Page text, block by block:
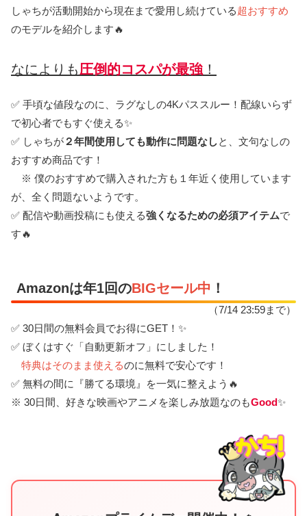
しゃちが活動開始から現在まで愛用し続けている超おすすめ
のモデルを紹介します🔥
なによりも圧倒的コスパが最強 ！
✅ 手頃な値段なのに、ラグなしの4Kパススルー！配線いらず
で初心者でもすぐ使える✨
✅ しゃちが ２年間使用しても動作に問題なしと、文句なしの
おすすめ商品です！
※ 僕のおすすめで購入された方も１年近く使用しています
が、全く問題ないようです。
✅ 配信や動画投稿にも使える強くなるための必須アイテムで
す🔥
Amazonは年1回のBIGセール中 ！
（7/14 23:59まで）
✅ 30日間の無料会員でお得にGET！✨
✅ ぼくはすぐ「自動更新オフ」にしました！
特典はそのまま使えるのに無料で安心です！
✅ 無料の間に『勝てる環境』を一気に整えよう🔥
※ 30日間、好きな映画やアニメを楽しみ放題なのもGood✨